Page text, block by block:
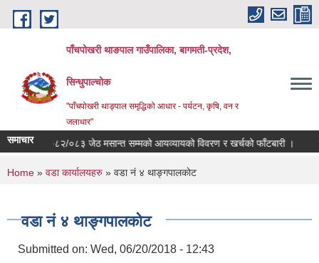
Skip to main content
पाँचपोखरी थाङपाल गाउँपालिका, बागमती-प्रदेश,
सिन्धुपाल्चोक
"पाँचपोखरी थाङ्पाल समृद्धिको आधार - पर्यटन, कृषि, वन र
जलाधार"
समाचार
२०८२/०८३ जेठ मसान्त सम्मको आयव्यायको विवरण र खर्चको फाँटबारी । तेस्रो
You are here
Home » वडा कार्यालयहरु » वडा नं ४ थाङ्गपालकाेट
वडा नं ४ थाङ्गपालकाेट
Submitted on: Wed, 06/20/2018 - 12:43